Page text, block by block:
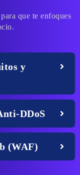
que te enfoques
y
DDoS
(WAF)